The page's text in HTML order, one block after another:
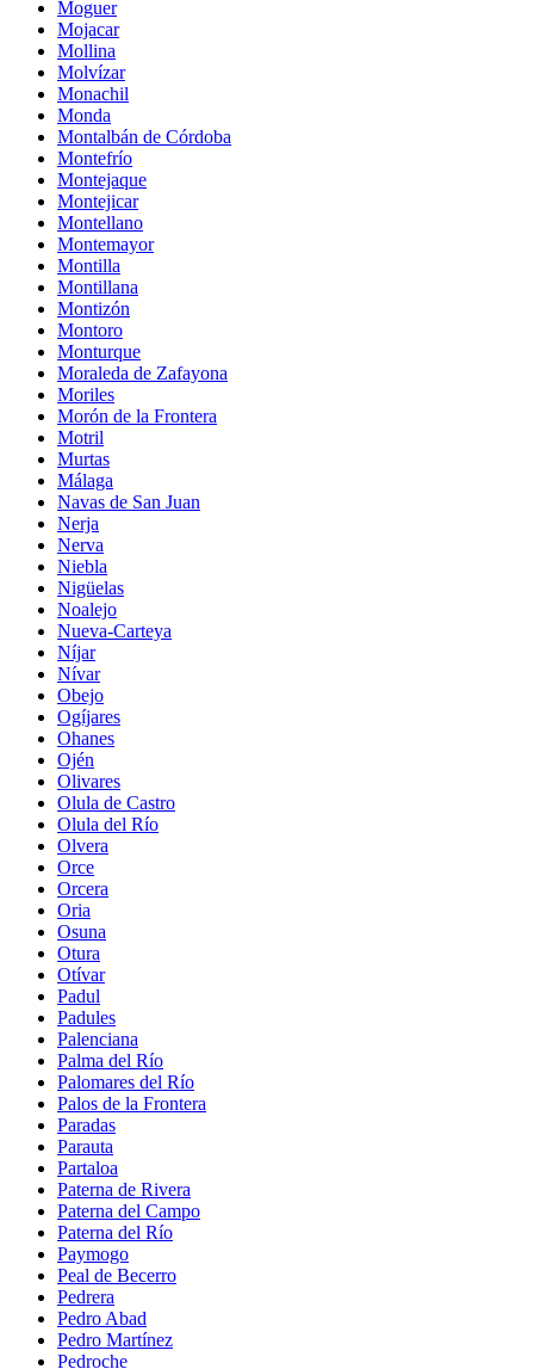
Moguer
Mojacar
Mollina
Molvízar
Monachil
Monda
Montalbán de Córdoba
Montefrío
Montejaque
Montejicar
Montellano
Montemayor
Montilla
Montillana
Montizón
Montoro
Monturque
Moraleda de Zafayona
Moriles
Morón de la Frontera
Motril
Murtas
Málaga
Navas de San Juan
Nerja
Nerva
Niebla
Nigüelas
Noalejo
Nueva-Carteya
Níjar
Nívar
Obejo
Ogíjares
Ohanes
Ojén
Olivares
Olula de Castro
Olula del Río
Olvera
Orce
Orcera
Oria
Osuna
Otura
Otívar
Padul
Padules
Palenciana
Palma del Río
Palomares del Río
Palos de la Frontera
Paradas
Parauta
Partaloa
Paterna de Rivera
Paterna del Campo
Paterna del Río
Paymogo
Peal de Becerro
Pedrera
Pedro Abad
Pedro Martínez
Pedroche